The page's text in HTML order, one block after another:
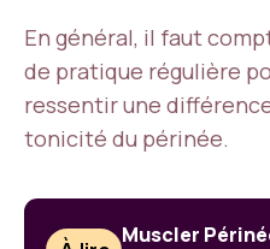
En général, il faut
de pratique régulière
ressentir une
tonicité du périnée.
Muscler